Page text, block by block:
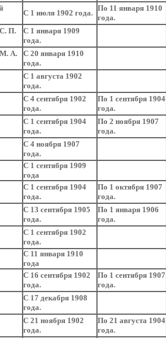
С 1 июля 1902 года.
По 11 января 1910
года.
П.
С 1 января 1909
года.
М. А.
С 20 января 1910
года.
С 1 августа 1902
года.
С 4 сентября 1902
года.
По 1 сентября 1904
года.
С 1 сентября 1904
года.
По 2 ноября 1907
года.
С 4 ноября 1907
года.
С 1 сентября 1909
года
С 1 сентября 1904
года.
По 1 октября 1907
года.
С 13 сентября 1905
года.
По 1 января 1906
года.
С 1 сентября 1902
года.
С 11 января 1910
года
С 16 сентября 1902
года.
По 1 сентября 1907
года.
С 17 декабря 1908
года.
С 21 ноября 1902
года.
По 21 августа 1904
года.